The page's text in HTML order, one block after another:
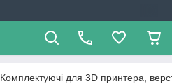
Комплектуючі для 3D принтера,